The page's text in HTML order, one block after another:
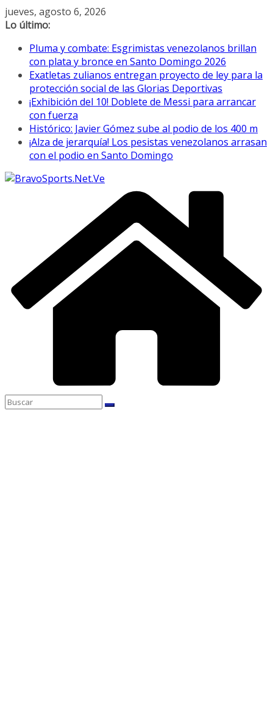
Saltar
al
jueves, agosto 6, 2026
Lo último:
Pluma y combate: Esgrimistas venezolanos brillan
con plata y bronce en Santo Domingo 2026
Exatletas zulianos entregan proyecto de ley para la
protección social de las Glorias Deportivas
¡Exhibición del 10! Doblete de Messi para arrancar
con fuerza
Histórico: Javier Gómez sube al podio de los 400 m
¡Alza de jerarquía! Los pesistas venezolanos arrasan
con el podio en Santo Domingo